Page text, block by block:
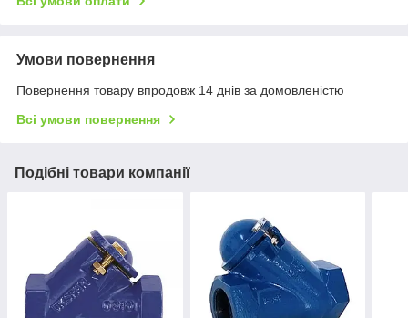
Умови повернення
Повернення товару впродовж 14 днів за домовленістю
Всі умови повернення
Подібні товари компанії